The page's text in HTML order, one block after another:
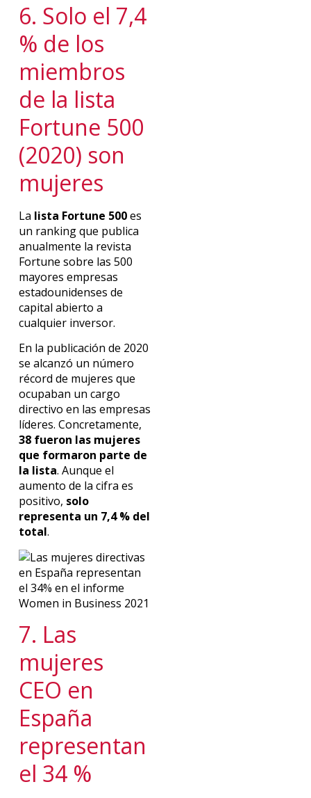
6. Solo el 7,4
% de los
miembros
de la lista
Fortune 500
(2020) son
mujeres
La lista Fortune 500es
un ranking que publica
anualmente la revista
Fortune sobre las 500
mayores empresas
estadounidenses de
capital abierto a
cualquier inversor.
En la publicación de 2020
se alcanzó un número
récord de mujeres que
ocupaban un cargo
directivo en las empresas
líderes. Concretamente,
38 fueron las mujeres
que formaron parte de
la lista. Aunque el
aumento de la cifra es
positivo, solo
representa un 7,4 % del
total.
7. Las
mujeres
CEO en
España
representan
el 34 %